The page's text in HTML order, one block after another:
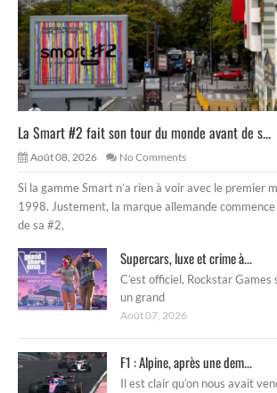
La Smart #2 fait son tour du monde avant de s...
Août 08, 2026 No Comments
Si la gamme Smart n’a rien à voir avec le premier
1998. Justement, la marque allemande
de sa #2,
Supercars, luxe et crime à...
C’est officiel, Rockstar Games
un grand
Août 07, 2026
F1 : Alpine, après une dem...
Il est clair qu’on nous avait